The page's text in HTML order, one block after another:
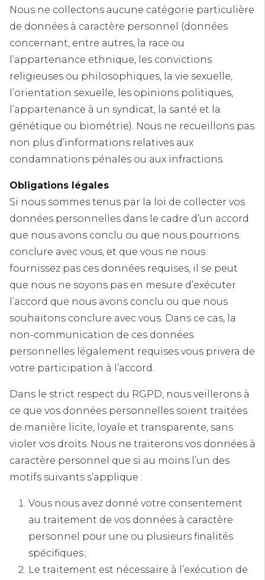
Nous ne collectons aucune catégorie particulière
de données à caractère personnel (données
concernant, entre autres, la race ou
l’appartenance ethnique, les convictions
religieuses ou philosophiques, la vie sexuelle,
l’orientation sexuelle, les opinions politiques,
l’appartenance à un syndicat, la santé et la
génétique ou biométrie). Nous ne recueillons pas
non plus d’informations relatives aux
condamnations pénales ou aux infractions.
Obligations légales
Si nous sommes tenus par la loi de collecter vos
données personnelles dans le cadre d’un accord
que nous avons conclu ou que nous pourrions
conclure avec vous, et que vous ne nous
fournissez pas ces données requises, il se peut
que nous ne soyons pas en mesure d’exécuter
l’accord que nous avons conclu ou que nous
souhaitons conclure avec vous. Dans ce cas, la
non-communication de ces données
personnelles légalement requises vous privera de
votre participation à l’accord.
Dans le strict respect du RGPD, nous veillerons à
ce que vos données personnelles soient traitées
de manière licite, loyale et transparente, sans
violer vos droits. Nous ne traiterons vos données à
caractère personnel que si au moins l’un des
motifs suivants s’applique :
Vous nous avez donné votre consentement
au traitement de vos données à caractère
personnel pour une ou plusieurs finalités
spécifiques ;
Le traitement est nécessaire à l’exécution de